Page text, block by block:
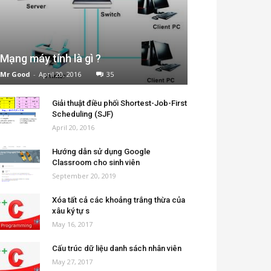
Mạng máy tính là gì ?
Mr Good - April 20, 2016 35
Giải thuật điều phối Shortest-Job-First
Scheduling (SJF)
April 20, 2016
Hướng dẫn sử dụng Google
Classroom cho sinh viên
September 20, 2019
Xóa tất cả các khoảng trắng thừa của
xâu ký tự s
May 16, 2017
Cấu trúc dữ liệu danh sách nhân viên
May 27, 2017